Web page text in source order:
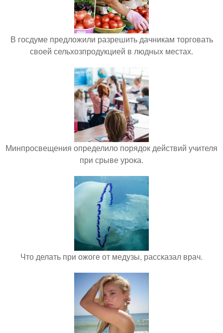
В госдуме предложили разрешить дачникам торговать
своей сельхозпродукцией в людных местах.
Минпросвещения определило порядок действий учителя
при срыве урока.
Что делать при ожоге от медузы, рассказал врач.